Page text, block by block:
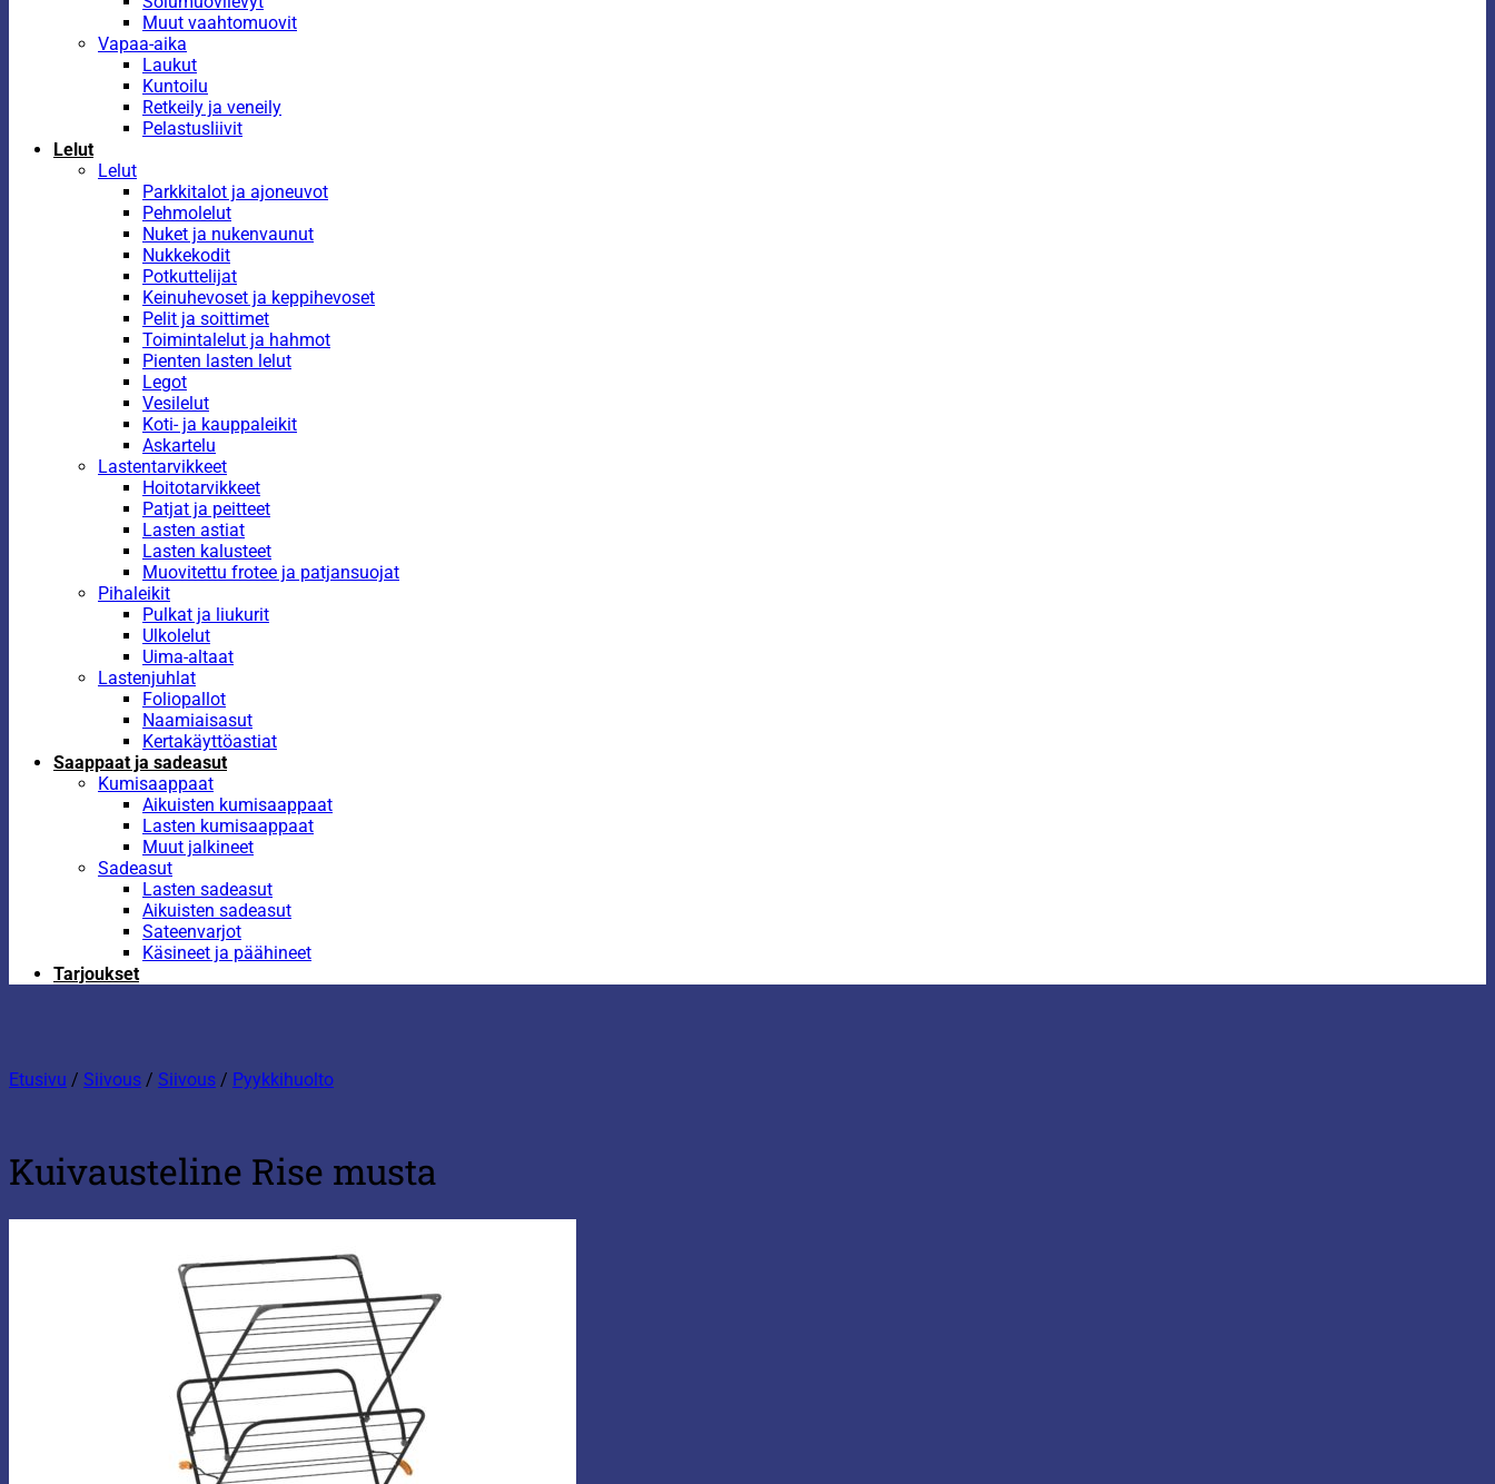
Muut vaahtomuovit
Vapaa-aika
Laukut
Kuntoilu
Retkeily ja veneily
Pelastusliivit
Lelut
Lelut
Parkkitalot ja ajoneuvot
Pehmolelut
Nuket ja nukenvaunut
Nukkekodit
Potkuttelijat
Keinuhevoset ja keppihevoset
Pelit ja soittimet
Toimintalelut ja hahmot
Pienten lasten lelut
Legot
Vesilelut
Koti- ja kauppaleikit
Askartelu
Lastentarvikkeet
Hoitotarvikkeet
Patjat ja peitteet
Lasten astiat
Lasten kalusteet
Muovitettu frotee ja patjansuojat
Pihaleikit
Pulkat ja liukurit
Ulkolelut
Uima-altaat
Lastenjuhlat
Foliopallot
Naamiaisasut
Kertakäyttöastiat
Saappaat ja sadeasut
Kumisaappaat
Aikuisten kumisaappaat
Lasten kumisaappaat
Muut jalkineet
Sadeasut
Lasten sadeasut
Aikuisten sadeasut
Sateenvarjot
Käsineet ja päähineet
Tarjoukset
Etusivu / Siivous / Siivous / Pyykkihuolto
Kuivausteline Rise musta